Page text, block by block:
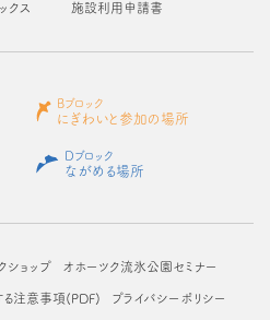
クス 施設利用申請書
Bブロック
にぎわいと参加の場所
Dブロック
ながめる場所
ショップ オホーツク流氷公園セミナー
る注意事項(PDF) プライバシーポリシー